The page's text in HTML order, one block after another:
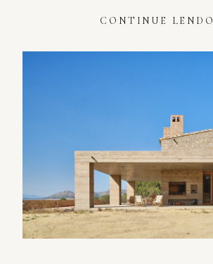
CONTINUE LENDO